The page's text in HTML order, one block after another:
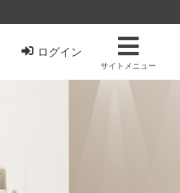
ログイン
サイトメニュー